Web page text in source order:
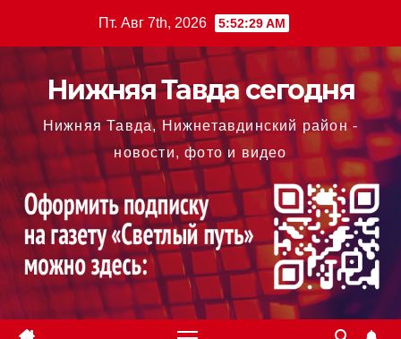
содержимому
Пт. Авг 7th, 2026 5:52:29 AM
Нижняя Тавда сегодня
Нижняя Тавда, Нижнетавдинский район -
новости, фото и видео